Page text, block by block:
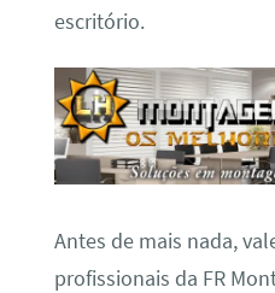
escritório.
Antes de mais nada,
profissionais da FR